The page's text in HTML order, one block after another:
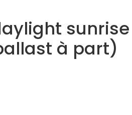
sunrise
à part)